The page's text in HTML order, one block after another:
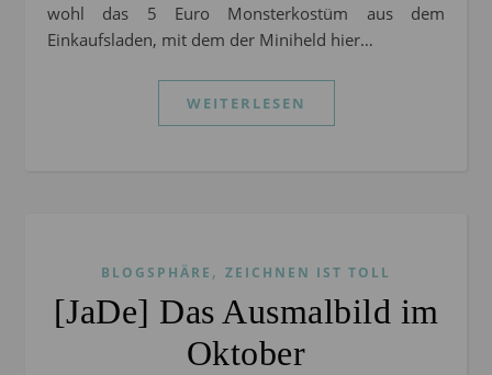
wohl das 5 Euro Monsterkostüm aus dem
Einkaufsladen, mit dem der Miniheld hier…
WEITERLESEN
BLOGSPHÄRE , ZEICHNEN IST TOLL
[JaDe] Das Ausmalbild im
Oktober